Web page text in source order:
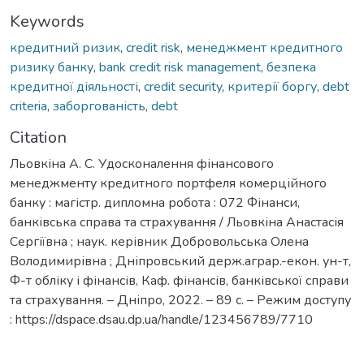
Keywords
кредитний ризик, credit risk, менеджмент кредитного
ризику банку, bank credit risk management, безпека
кредитної діяльності, credit security, критерії боргу, debt
criteria, заборгованість, debt
Citation
Льовкіна А. С. Удосконалення фінансового
менеджменту кредитного портфеля комерційного
банку : магістр. дипломна робота : 072 Фінанси,
банківська справа та страхування / Льовкіна Анастасія
Сергіївна ; наук. керівник Добровольська Олена
Володимирівна ; Дніпровський держ.аграр.-екон. ун-т,
Ф-т обліку і фінансів, Каф. фінансів, банківської справи
та страхування. – Дніпро, 2022. – 89 с. – Режим доступу
: https://dspace.dsau.dp.ua/handle/123456789/7710